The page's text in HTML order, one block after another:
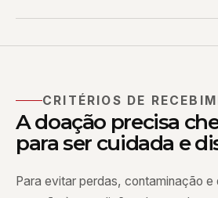
CRITÉRIOS DE
A doação precisa
para ser cuidada e
Para evitar perdas, contaminação